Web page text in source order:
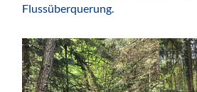
Flussüberquerung.